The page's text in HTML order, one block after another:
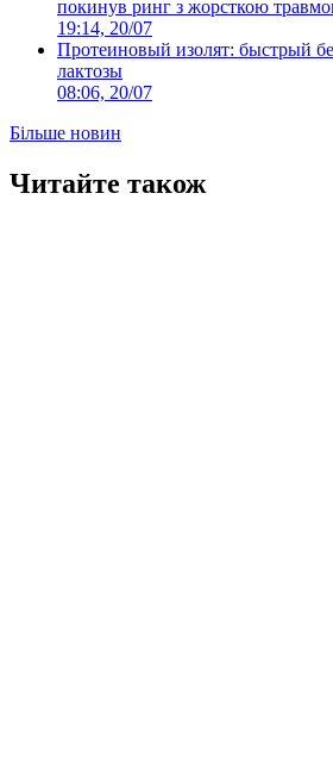
покинув ринг з жорсткою
19:14, 20/07
Протеиновый изолят: быстрый
лактозы
08:06, 20/07
Більше новин
Читайте також